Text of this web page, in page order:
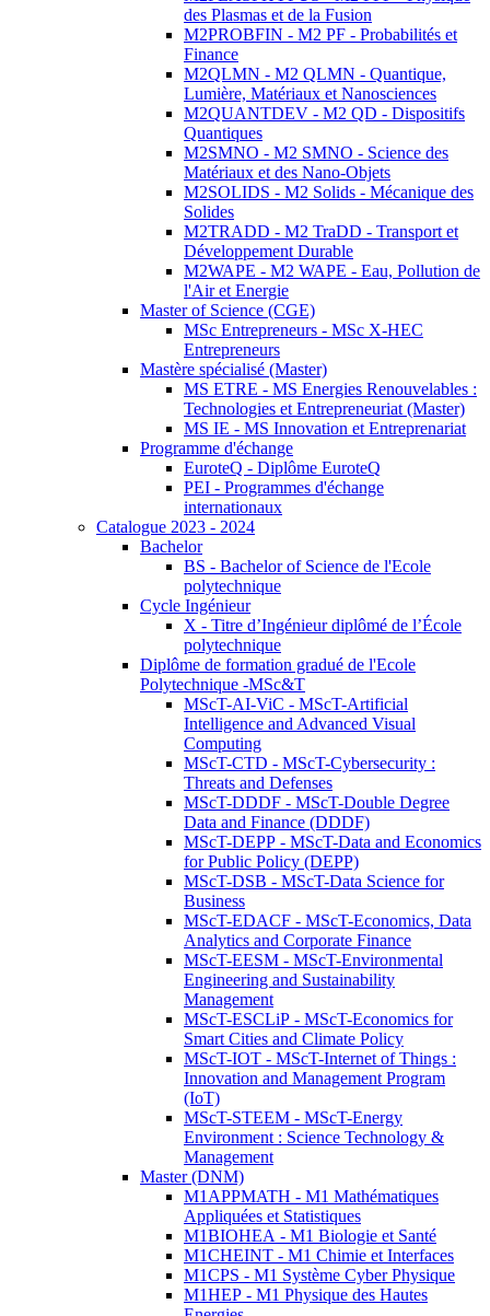
des Plasmas et de la Fusion
M2PROBFIN - M2 PF - Probabilités et
Finance
M2QLMN - M2 QLMN - Quantique,
Lumière, Matériaux et Nanosciences
M2QUANTDEV - M2 QD - Dispositifs
Quantiques
M2SMNO - M2 SMNO - Science des
Matériaux et des Nano-Objets
M2SOLIDS - M2 Solids - Mécanique des
Solides
M2TRADD - M2 TraDD - Transport et
Développement Durable
M2WAPE - M2 WAPE - Eau, Pollution de
l'Air et Energie
Master of Science (CGE)
MSc Entrepreneurs - MSc X-HEC
Entrepreneurs
Mastère spécialisé (Master)
MS ETRE - MS Energies Renouvelables :
Technologies et Entrepreneuriat (Master)
MS IE - MS Innovation et Entreprenariat
Programme d'échange
EuroteQ - Diplôme EuroteQ
PEI - Programmes d'échange
internationaux
Catalogue 2023 - 2024
Bachelor
BS - Bachelor of Science de l'Ecole
polytechnique
Cycle Ingénieur
X - Titre d’Ingénieur diplômé de l’École
polytechnique
Diplôme de formation gradué de l'Ecole
Polytechnique -MSc&T
MScT-AI-ViC - MScT-Artificial
Intelligence and Advanced Visual
Computing
MScT-CTD - MScT-Cybersecurity :
Threats and Defenses
MScT-DDDF - MScT-Double Degree
Data and Finance (DDDF)
MScT-DEPP - MScT-Data and Economics
for Public Policy (DEPP)
MScT-DSB - MScT-Data Science for
Business
MScT-EDACF - MScT-Economics, Data
Analytics and Corporate Finance
MScT-EESM - MScT-Environmental
Engineering and Sustainability
Management
MScT-ESCLiP - MScT-Economics for
Smart Cities and Climate Policy
MScT-IOT - MScT-Internet of Things :
Innovation and Management Program
(IoT)
MScT-STEEM - MScT-Energy
Environment : Science Technology &
Management
Master (DNM)
M1APPMATH - M1 Mathématiques
Appliquées et Statistiques
M1BIOHEA - M1 Biologie et Santé
M1CHEINT - M1 Chimie et Interfaces
M1CPS - M1 Système Cyber Physique
M1HEP - M1 Physique des Hautes